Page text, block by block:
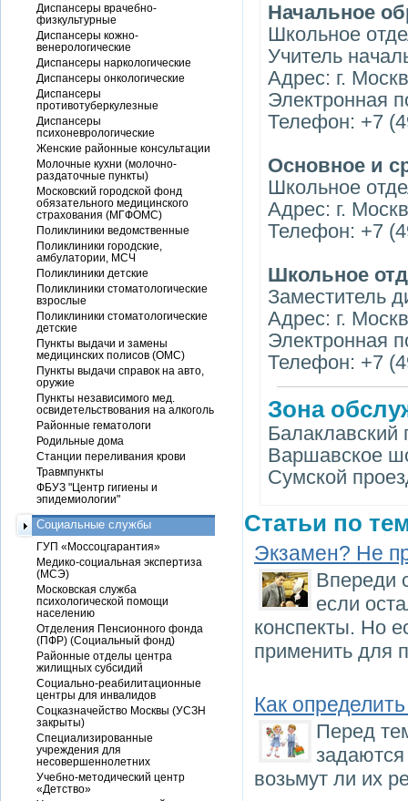
Начальное
Школьное
Учитель
Адрес: г.
Электронная
Телефон: +7
Основное и
Школьное
Адрес: г.
Телефон: +7
Школьное
Заместитель
Адрес: г.
Электронная
Телефон: +7
Зона
Балаклавский
Варшавское
Сумской
Статьи по
Экзамен? Не
Впереди
если
конспекты. Но
применить для
Как
Перед
возьмут ли их
Диспансеры врачебно-
физкультурные
Диспансеры кожно-
венерологические
Диспансеры наркологические
Диспансеры онкологические
Диспансеры
противотуберкулезные
Диспансеры
психоневрологические
Женские районные консультации
Молочные кухни (молочно-
раздаточные пункты)
Московский городской фонд
обязательного медицинского
страхования (МГФОМС)
Поликлиники ведомственные
Поликлиники городские,
амбулатории, МСЧ
Поликлиники детские
Поликлиники стоматологические
взрослые
Поликлиники стоматологические
детские
Пункты выдачи и замены
медицинских полисов (ОМС)
Пункты выдачи справок на авто,
оружие
Пункты независимого мед.
освидетельствования на алкоголь
Районные гематологи
Родильные дома
Станции переливания крови
Травмпункты
ФБУЗ "Центр гигиены и
эпидемиологии"
Социальные службы
ГУП «Моссоцгарантия»
Медико-социальная экспертиза
(МСЭ)
Московская служба
психологической помощи
населению
Отделения Пенсионного фонда
(ПФР) (Социальный фонд)
Районные отделы центра
жилищных субсидий
Социально-реабилитационные
центры для инвалидов
Соцказначейство Москвы (УСЗН
закрыты)
Специализированные
учреждения для
несовершеннолетних
Учебно-методический центр
«Детство»